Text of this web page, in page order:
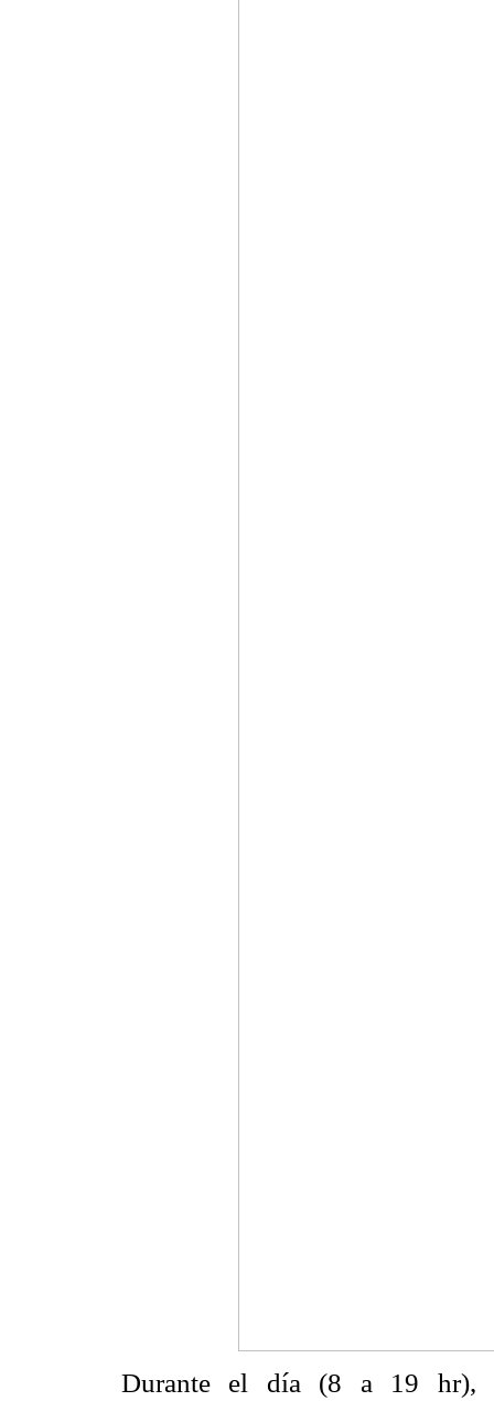
Durante el día (8 a 19 hr),